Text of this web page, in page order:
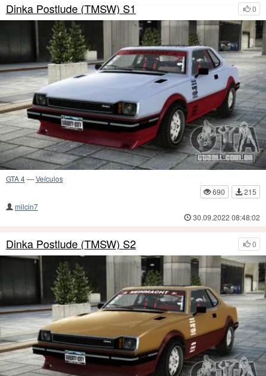
0
Dinka Postlude (TMSW) S1
GTA 4—Veículos
690
215
milcin7
30.09.2022 08:48:02
0
Dinka Postlude (TMSW) S2